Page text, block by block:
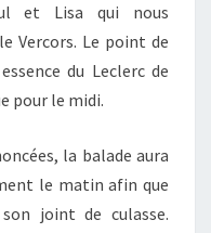
et Lisa qui nous
Vercors. Le point de
du Leclerc de
pour le midi.
la balade aura
le matin afin que
joint de culasse.